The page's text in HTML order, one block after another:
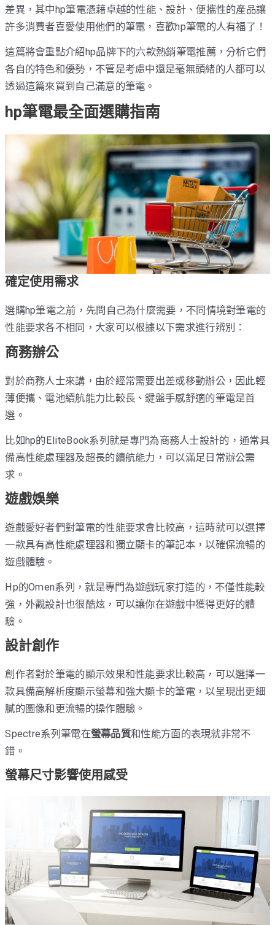
差異，其中hp筆電憑藉卓越的性能、設計、便攜性的產品讓
許多消費者喜愛使用他們的筆電，喜歡hp筆電的人有福了！
這篇將會重點介紹hp品牌下的六款熱銷筆電推薦，分析它們
各自的特色和優勢，不管是考慮中還是毫無頭緒的人都可以
透過這篇來買到自己滿意的筆電。
hp筆電最全面選購指南
確定使用需求
選購hp筆電之前，先問自己為什麼需要，不同情境對筆電的
性能要求各不相同，大家可以根據以下需求進行辨別：
商務辦公
對於商務人士來講，由於經常需要出差或移動辦公，因此輕
薄便攜、電池續航能力比較長、鍵盤手感舒適的筆電是首
選。
比如hp的EliteBook系列就是專門為商務人士設計的，通常具
備高性能處理器及超長的續航能力，可以滿足日常辦公需
求。
遊戲娛樂
遊戲愛好者們對筆電的性能要求會比較高，這時就可以選擇
一款具有高性能處理器和獨立顯卡的筆記本，以確保流暢的
遊戲體驗。
Hp的Omen系列，就是專門為遊戲玩家打造的，不僅性能較
強，外觀設計也很酷炫，可以讓你在遊戲中獲得更好的體
驗。
設計創作
創作者對於筆電的顯示效果和性能要求比較高，可以選擇一
款具備高解析度顯示螢幕和強大顯卡的筆電，以呈現出更細
膩的圖像和更流暢的操作體驗。
Spectre系列筆電在螢幕品質和性能方面的表現就非常不
錯。
螢幕尺寸影響使用感受